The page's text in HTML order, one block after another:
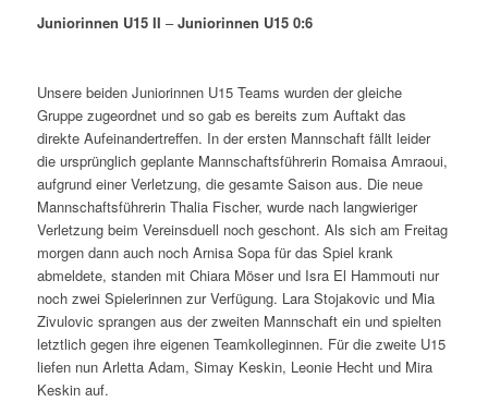
Juniorinnen U15 II –Juniorinnen U15 0:6
Unsere beiden Juniorinnen U15 Teams wurden der gleiche
Gruppe zugeordnet und so gab es bereits zum Auftakt das
direkte Aufeinandertreffen. In der ersten Mannschaft fällt leider
die ursprünglich geplante Mannschaftsführerin Romaisa Amraoui,
aufgrund einer Verletzung, die gesamte Saison aus. Die neue
Mannschaftsführerin Thalia Fischer, wurde nach langwieriger
Verletzung beim Vereinsduell noch geschont. Als sich am Freitag
morgen dann auch noch Arnisa Sopa für das Spiel krank
abmeldete, standen mit Chiara Möser und Isra El Hammouti nur
noch zwei Spielerinnen zur Verfügung. Lara Stojakovic und Mia
Zivulovic sprangen aus der zweiten Mannschaft ein und spielten
letztlich gegen ihre eigenen Teamkolleginnen. Für die zweite U15
liefen nun Arletta Adam, Simay Keskin, Leonie Hecht und Mira
Keskin auf.